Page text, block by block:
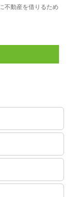
不動産を借りるため